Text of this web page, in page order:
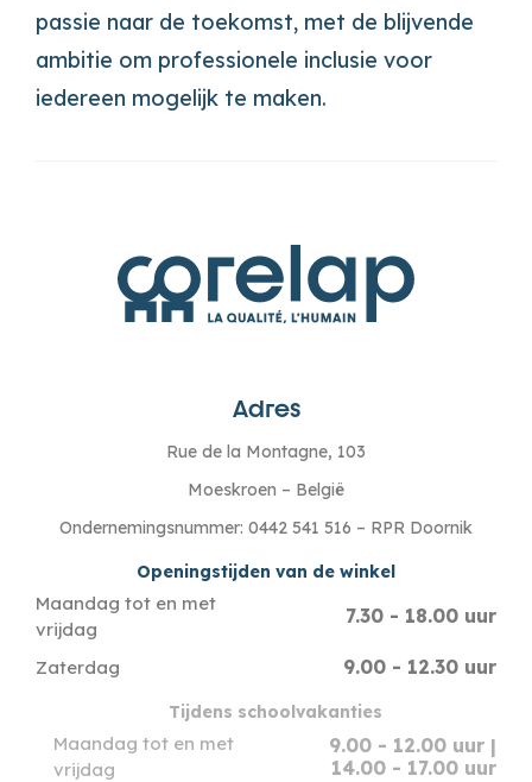
passie naar de toekomst, met de blijvende
ambitie om professionele inclusie voor
iedereen mogelijk te maken.
Adres
Rue de la Montagne, 103
Moeskroen – België
Ondernemingsnummer: 0442 541 516 – RPR Doornik
Openingstijden van de winkel
Maandag tot en met
vrijdag
7.30 - 18.00 uur
Zaterdag 9.00 - 12.30 uur
Tijdens schoolvakanties
Maandag tot en met
vrijdag
9.00 - 12.00 uur |
14.00 - 17.00 uur